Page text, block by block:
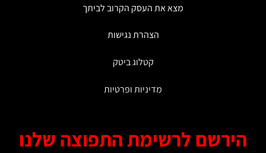
מצא את העסק הקרוב לביתך
הצהרת נגישות
קטלוג ביטק
מדיניות ופרטיות
לרשימת התפוצה שלנו